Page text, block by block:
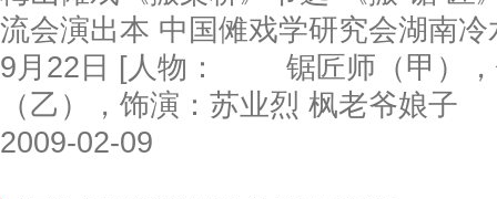
流会演出本 中国傩戏学研究会湖南
9月22日 [人物： 锯匠师（甲），
（乙），饰演：苏业烈 枫老爷娘子
2009-02-09